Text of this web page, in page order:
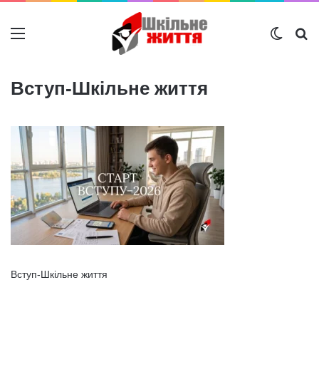
Меню
Вступ-Шкільне життя
Вступ-Шкільне життя